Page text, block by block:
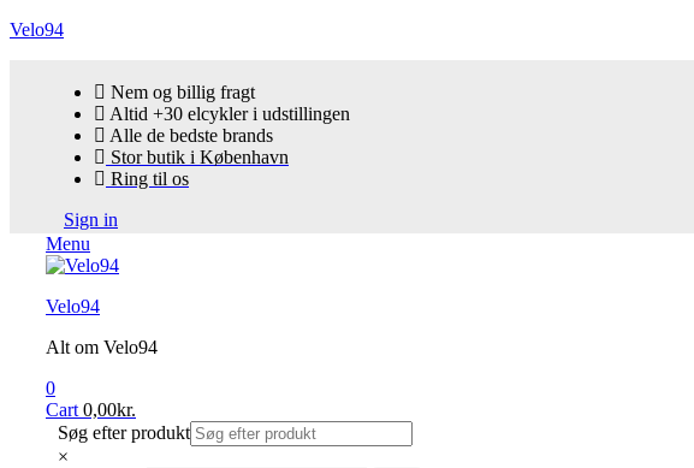
Velo94
Nem og billig fragt
Altid +30 elcykler i udstillingen
Alle de bedste brands
Stor butik i København
Ring til os
Sign in
Menu
Velo94
Alt om Velo94
0
Cart 0,00kr.
Søg efter produkt
×